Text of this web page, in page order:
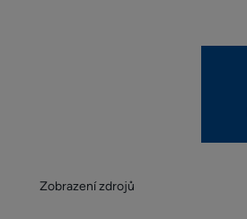
Zobrazení zdrojů